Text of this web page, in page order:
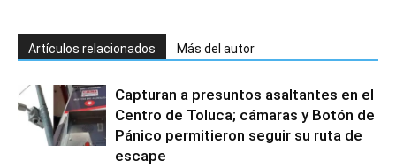
Artículos relacionados Más del autor
Capturan a presuntos asaltantes en el
Centro de Toluca; cámaras y Botón de
Pánico permitieron seguir su ruta de
escape